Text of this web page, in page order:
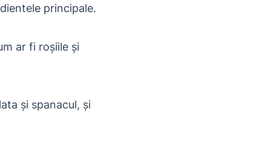
principale.
ar fi roșiile și
și spanacul, și